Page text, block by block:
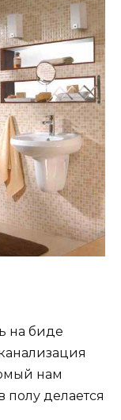
на биде
нам
делается